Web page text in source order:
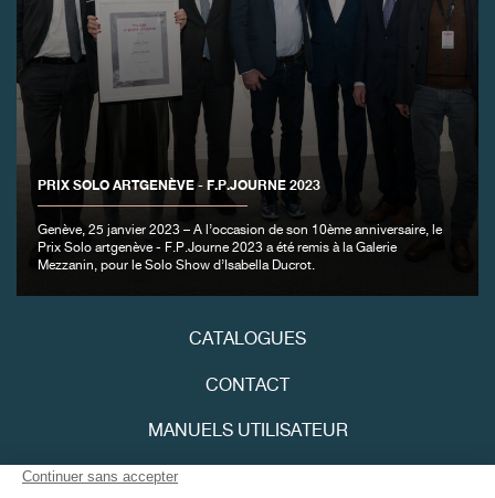
PRIX SOLO ARTGENÈVE - F.P.JOURNE 2023
Genève, 25 janvier 2023 – A l’occasion de son 10ème anniversaire, le
Prix Solo artgenève - F.P.Journe 2023 a été remis à la Galerie
Mezzanin, pour le Solo Show d’Isabella Ducrot.
CATALOGUES
CONTACT
MANUELS UTILISATEUR
FAUX
FAUX